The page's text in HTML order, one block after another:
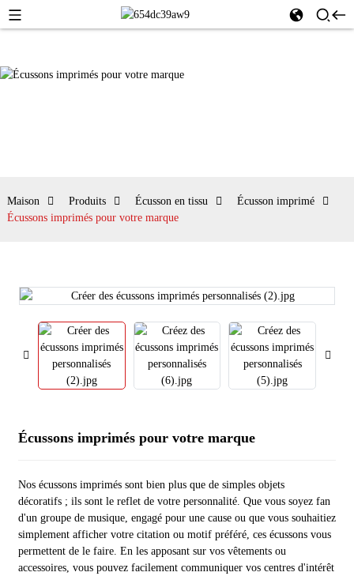
Maison Produits Écusson en tissu
Écusson imprimé
Écussons imprimés pour votre marque
Écussons imprimés pour votre marque
Nos écussons imprimés sont bien plus que de simples objets
décoratifs ; ils sont le reflet de votre personnalité. Que vous soyez fan
d'un groupe de musique, engagé pour une cause ou que vous souhaitiez
simplement afficher votre citation ou motif préféré, ces écussons vous
permettent de le faire. En les apposant sur vos vêtements ou
accessoires, vous pouvez facilement communiquer vos centres d'intérêt